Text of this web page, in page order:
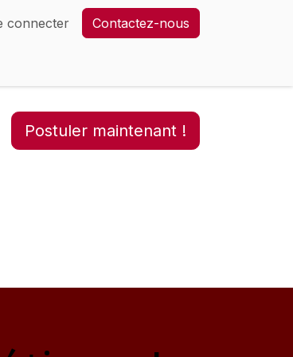
nous
connecter Contactez-nous
Postuler maintenant !